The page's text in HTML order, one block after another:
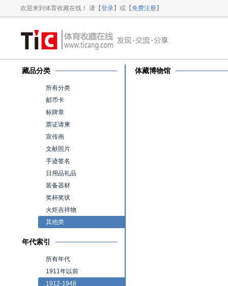
欢迎来到体育收藏在线！ 请【登录】或【免费注册】
藏品分类
所有分类
邮币卡
标牌章
票证请柬
宣传画
文献照片
手迹签名
日用品礼品
装备器材
奖杯奖状
火炬吉祥物
其他类
年代索引
所有年代
1911年以前
1912-1948
体藏博物馆